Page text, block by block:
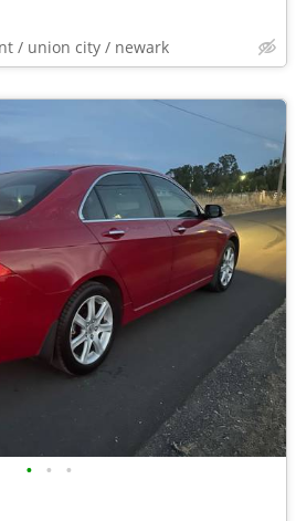
/ union city / newark
• • •